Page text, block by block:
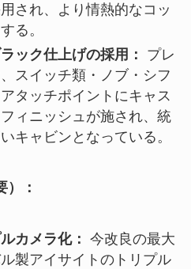
され、より情熱的なコッ
る。
ック仕上げの採用：
プレ
スイッチ類・ノブ・シフ
タッチポイントにキャス
ィニッシュが施され、統
キャビンとなっている。
）：
カメラ化： 今改良の最大
製アイサイトのトリプル